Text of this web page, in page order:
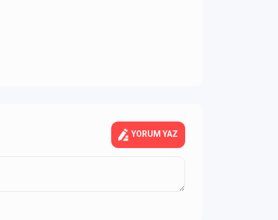
YORUM YAZ